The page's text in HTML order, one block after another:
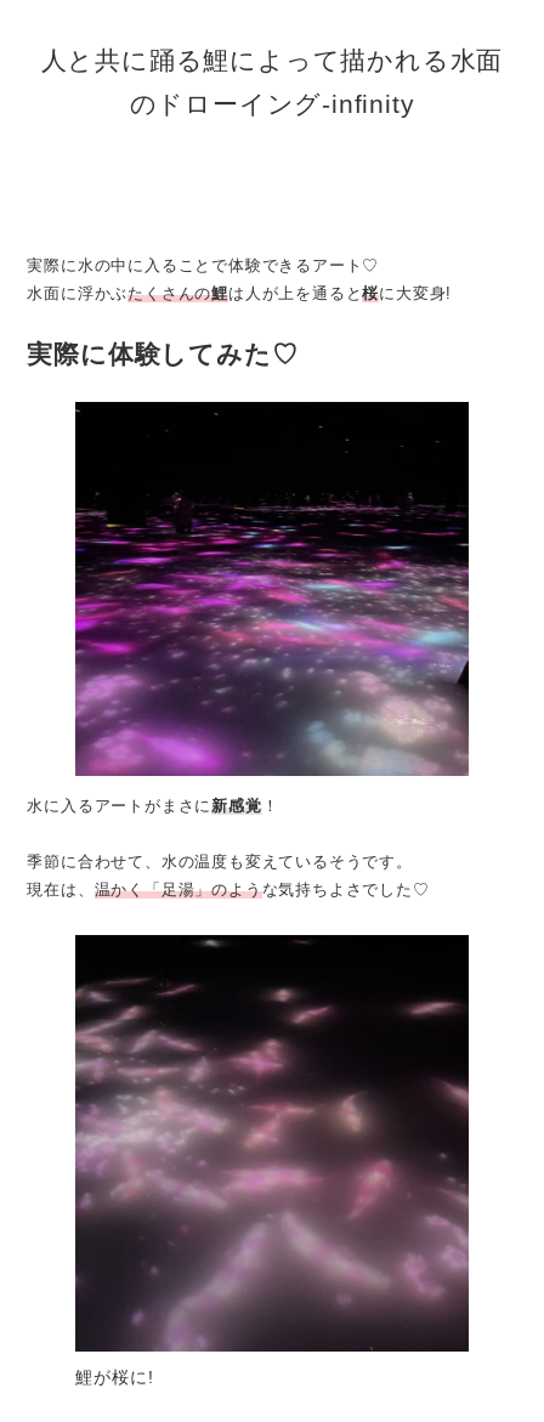
人と共に踊る鯉によって描かれる水面
のドローイング‐infinity
実際に水の中に入ることで体験できるアート♡
水面に浮かぶたくさんの鯉は人が上を通ると桜に大変身!
実際に体験してみた♡
水に入るアートがまさに新感覚！
季節に合わせて、水の温度も変えているそうです。
現在は、 温かく「足湯」のような気持ちよさでした♡
鯉が桜に!